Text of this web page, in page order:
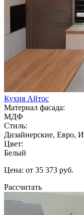
Кухня Айтос
Материал фасада:
МДФ
Стиль:
Дизайнерские, Евро,
Цвет:
Белый
Цена: от 35 373 руб.
Рассчитать